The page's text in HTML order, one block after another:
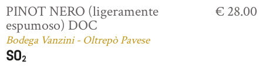
PINOT NERO (ligeramente
espumoso) DOC
Bodega Vanzini - Oltrepò Pavese
€ 28.00